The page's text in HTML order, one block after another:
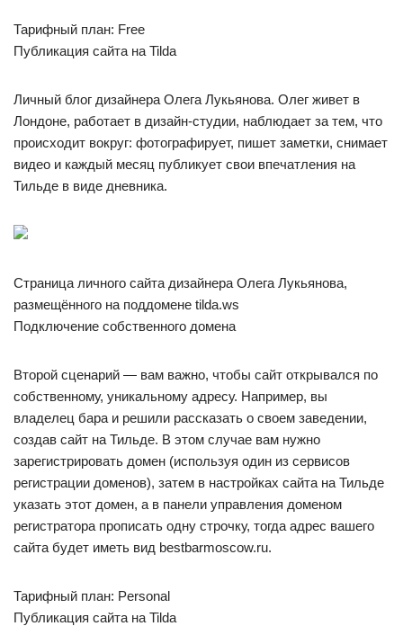
Тарифный план: Free
Публикация сайта на Tilda
Личный блог дизайнера Олега Лукьянова. Олег живет в
Лондоне, работает в дизайн-студии, наблюдает за тем, что
происходит вокруг: фотографирует, пишет заметки, снимает
видео и каждый месяц публикует свои впечатления на
Тильде в виде дневника.
Страница личного сайта дизайнера Олега Лукьянова,
размещённого на поддомене tilda.ws
Подключение собственного домена
Второй сценарий — вам важно, чтобы сайт открывался по
собственному, уникальному адресу. Например, вы
владелец бара и решили рассказать о своем заведении,
создав сайт на Тильде. В этом случае вам нужно
зарегистрировать домен (используя один из сервисов
регистрации доменов), затем в настройках сайта на Тильде
указать этот домен, а в панели управления доменом
регистратора прописать одну строчку, тогда адрес вашего
сайта будет иметь вид bestbarmoscow.ru.
Тарифный план: Personal
Публикация сайта на Tilda